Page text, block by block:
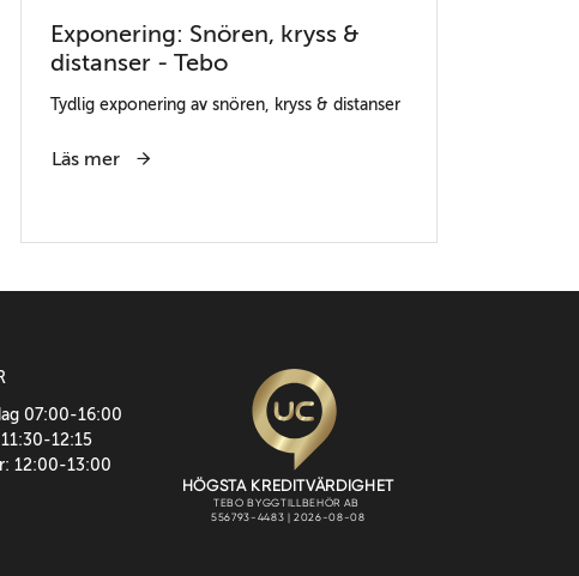
Exponering: Snören, kryss &
distanser - Tebo
Tydlig exponering av snören, kryss & distanser
Läs mer
07:00-16:00
12:15
12:00-13:00